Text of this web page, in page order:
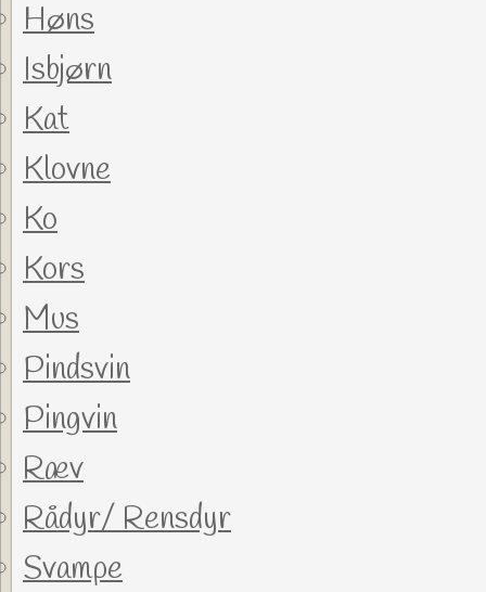
Høns
Isbjørn
Kat
Klovne
Ko
Kors
Mus
Pindsvin
Pingvin
Ræv
Rådyr/ Rensdyr
Svampe